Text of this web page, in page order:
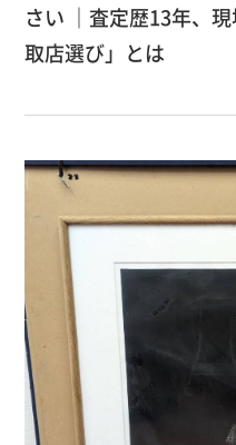
さい ｜査定歴13年、
取店選び」とは